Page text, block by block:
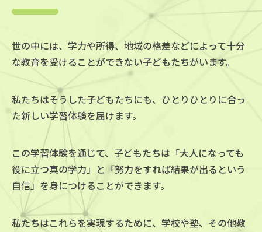
世の中には、学力や所得、地域の格差などによって十分
な教育を受けることができない子どもたちがいます。
私たちはそうした子どもたちにも、ひとりひとりに合っ
た新しい学習体験を届けます。
この学習体験を通じて、子どもたちは「大人になっても
役に立つ真の学力」と 「努力をすれば結果が出るという
自信」を身につけることができます。
私たちはこれらを実現するために、学校や塾、その他教